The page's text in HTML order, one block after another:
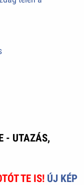
- UTAZÁS,
TE IS! ÚJ KÉP